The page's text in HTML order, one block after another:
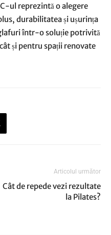
ul reprezintă o alegere
durabilitatea și ușurința
într-o soluție potrivită
și pentru spații renovate
Articolul următor
Cât de repede vezi rezultate
la Pilates?